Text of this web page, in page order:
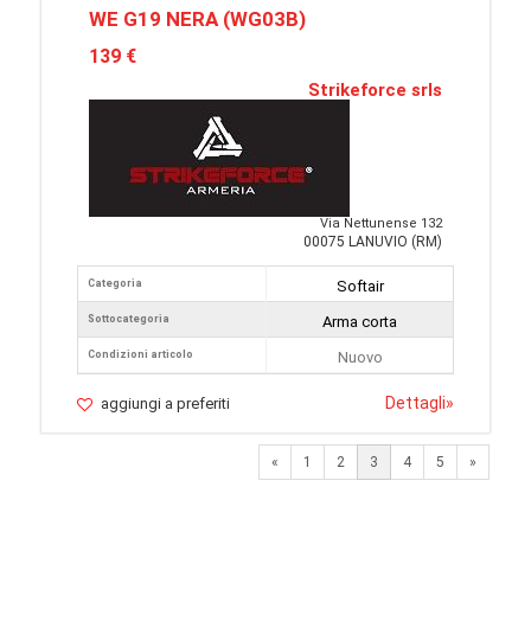
WE G19 NERA (WG03B)
139 €
Strikeforce srls
Via Nettunense 132
00075 LANUVIO (RM)
Categoria
Sottocategoria
Condizioni articolo
Softair
Arma corta
Nuovo
aggiungi a preferiti Dettagli»
« Previous
1 2 3 4 5 »